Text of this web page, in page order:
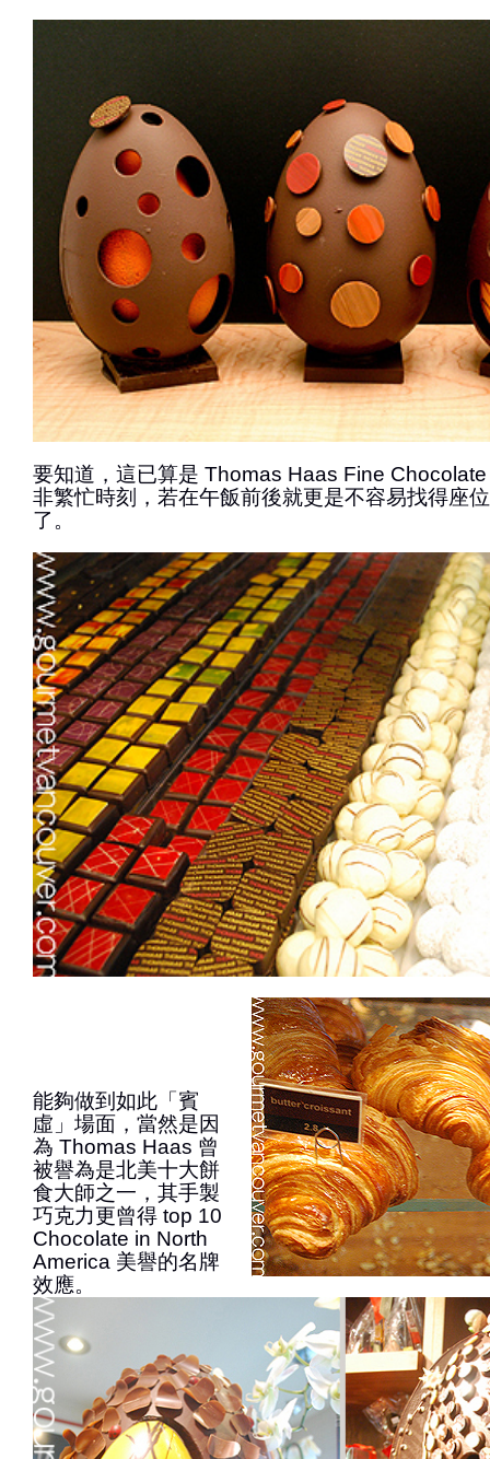
要知道，這已算是 Thomas Haas Fine
非繁忙時刻，若在午飯前後就更是不容易找得座
了。
能夠做到如此「賓
虛」場面，當然是因
為 Thomas Haas 曾
被譽為是北美十大餅
食大師之一，其手製
巧克力更曾得 top 10
Chocolate in North
America 美譽的名牌
效應。